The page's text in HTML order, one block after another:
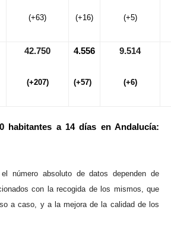
(+63) (+16) (+5)
42.750
(+207)
4.556
(+57)
9.514
(+6)
habitantes a 14 días en Andalucía:
número absoluto de datos dependen de
con la recogida de los mismos, que
a caso, y a la mejora de la calidad de los